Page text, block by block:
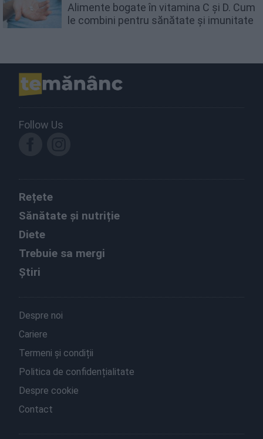
Alimente bogate în vitamina C și D. Cum
le combini pentru sănătate și imunitate
Follow Us
Rețete
Sănătate și nutriție
Diete
Trebuie sa mergi
Știri
Despre noi
Cariere
Termeni și condiții
Politica de confidențialitate
Despre cookie
Contact